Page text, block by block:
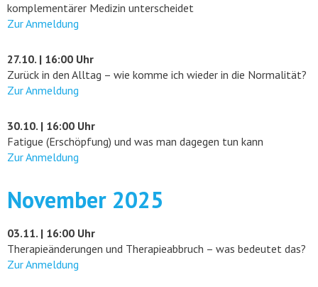
komplementärer Medizin unterscheidet
Zur Anmeldung
27.10. | 16:00 Uhr
Zurück in den Alltag – wie komme ich wieder in die Normalität?
Zur Anmeldung
30.10. | 16:00 Uhr
Fatigue (Erschöpfung) und was man dagegen tun kann
Zur Anmeldung
November 2025
03.11. | 16:00 Uhr
Therapieänderungen und Therapieabbruch – was bedeutet das?
Zur Anmeldung